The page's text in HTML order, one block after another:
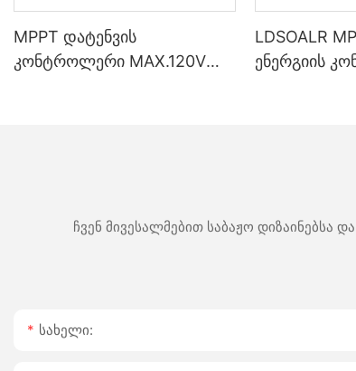
MPPT დატენვის
კონტროლერი MAX.120V
LDSOALR
ენერგიის
ჩვენ მივესალმებით საბაჟო დიზაინებსა
Სახელი: